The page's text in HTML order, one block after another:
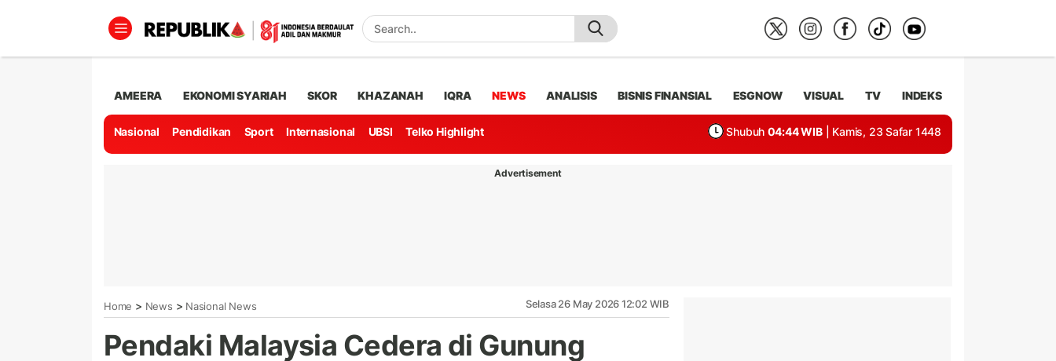
AMEERA EKONOMI SYARIAH SKOR KHAZANAH IQRA NEWS ANALISIS BISNIS FINANSIAL ESGNOW VISUAL TV INDEKS
Nasional Pendidikan Sport Internasional UBSI Telko Highlight Shubuh 04:44 WIB | Kamis, 23 Safar 1448
Advertisement
Home > News > Nasional News Selasa 26 May 2026 12:02 WIB
Pendaki Malaysia Cedera di Gunung